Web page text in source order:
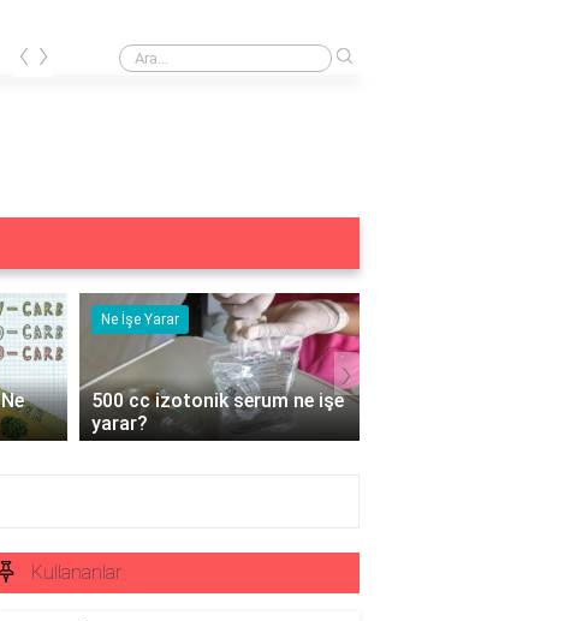
Adet bozukluğunun sebebi nedir?
‹ ›
ne işe
Ne İşe Yarar
5 duyu organımız ne işe
yarar?
›
Kullananlar